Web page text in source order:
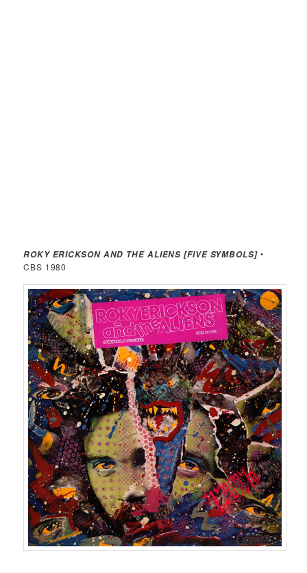
ROKY ERICKSON AND THE ALIENS [FIVE SYMBOLS]•
CBS 1980